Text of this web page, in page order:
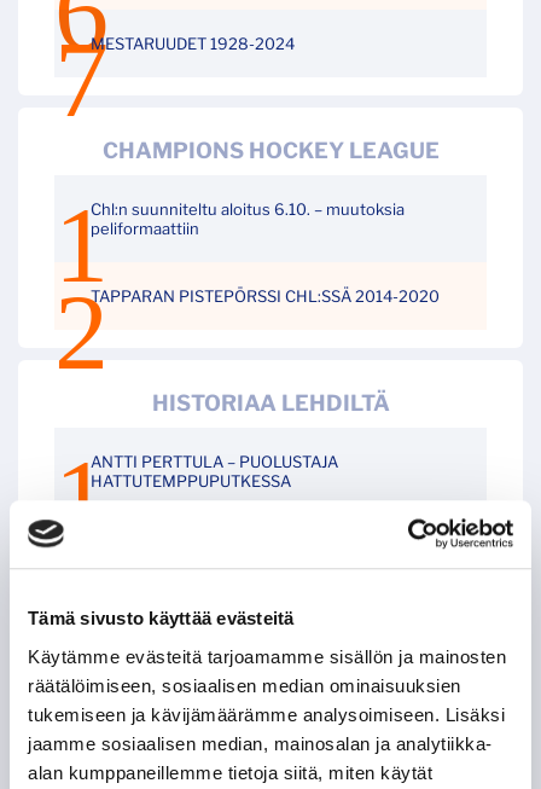
Tämä sivusto käyttää evästeitä
Käytämme evästeitä tarjoamamme sisällön ja mainosten
räätälöimiseen, sosiaalisen median ominaisuuksien
tukemiseen ja kävijämäärämme analysoimiseen. Lisäksi
jaamme sosiaalisen median, mainosalan ja analytiikka-
alan kumppaneillemme tietoja siitä, miten käytät
MESTARUUDET 1928-2024
CHAMPIONS HOCKEY LEAGUE
Chl:n suunniteltu aloitus 6.10. – muutoksia
peliformaattiin
TAPPARAN PISTEPÖRSSI CHL:SSÄ 2014-2020
HISTORIAA LEHDILTÄ
ANTTI PERTTULA – PUOLUSTAJA
HATTUTEMPPUPUTKESSA
JIŘÍ KUČERA – KAKSI RANKKARIMAALIA SAMASSA
OTTELUSSA
KIRVESRINNOISSA
POHJOIS-AMERIKAN AMMATTILAISET TASON
MITTARINA